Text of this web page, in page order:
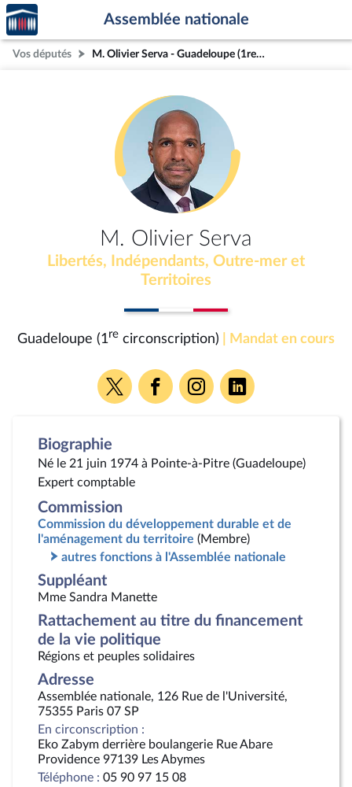
Aller au contenu
Aller en bas de la page
Accèder
à la
page
d'accueil
Assemblée nationale
Vos députés M. Olivier Serva - Guadeloupe (1re circonscription)
M. Olivier Serva
Libertés, Indépendants, Outre-mer et
Territoires
Guadeloupe (1re circonscription) | Mandat en cours
Voir
la
Voir
la
Voir
la
Voir
la
Biographie
Né le 21 juin 1974 à Pointe-à-Pitre (Guadeloupe)
Expert comptable
Commission
Commission du développement durable et de
l'aménagement du territoire (Membre)
autres fonctions à l'Assemblée nationale
Suppléant
Mme Sandra Manette
Rattachement au titre du financement
de la vie politique
Régions et peuples solidaires
Adresse
Assemblée nationale, 126 Rue de l'Université,
75355 Paris 07 SP
En circonscription :
Eko Zabym derrière boulangerie Rue Abare
Providence 97139 Les Abymes
Téléphone : 05 90 97 15 08